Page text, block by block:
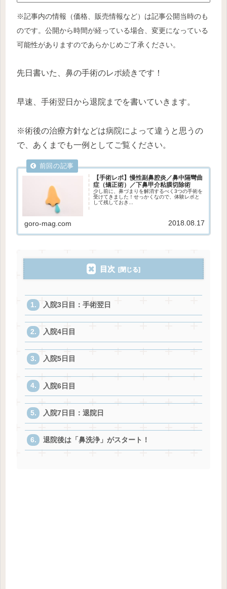
※記事内の情報（価格、販売情報など）は記事公開当時のも
のです。公開から時間が経っている場合、変更になっている
可能性がありますのであらかじめご了承ください。
先日書いた、鼻の手術のレポ続きです！
早速、手術翌日から退院までを書いていきます。
※術後の治療方針などは病院によって違うと思うの
で、あくまでも一例としてご覧ください。
【手術レポ】慢性副鼻腔炎／鼻中隔彎曲
症（矯正術）／下鼻甲介粘膜切除術
少し前に、鼻づまりを解消するべく3つの手術を
受けてきました！せっかくなので、体験レポと
して残しておき...
goro-mag.com 2018.08.17
目次
入院3日目：手術翌日
入院4日目
入院5日目
入院6日目
入院7日目：退院日
退院後は「鼻洗浄」がスタート！